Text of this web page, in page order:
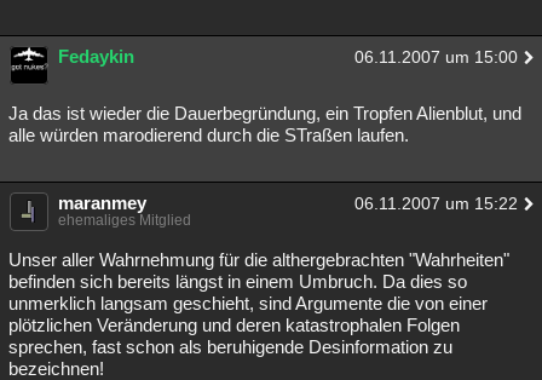
Fedaykin 06.11.2007 um 15:00
Ja das ist wieder die Dauerbegründung, ein Tropfen Alienblut, und
alle würden marodierend durch die STraßen laufen.
maranmey 06.11.2007 um 15:22
ehemaliges Mitglied
Unser aller Wahrnehmung für die althergebrachten "Wahrheiten"
befinden sich bereits längst in einem Umbruch. Da dies so
unmerklich langsam geschieht, sind Argumente die von einer
plötzlichen Veränderung und deren katastrophalen Folgen
sprechen, fast schon als beruhigende Desinformation zu
bezeichnen!